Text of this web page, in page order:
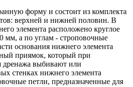
форму и состоит из комплекта
верхней и нижней половин. В
элемента расположено круглое
мм, а по углам - строповочные
основания нижнего элемента
приямок, который при
дренажа выбивают или
стенках нижнего элемента
петли, предназначенные для